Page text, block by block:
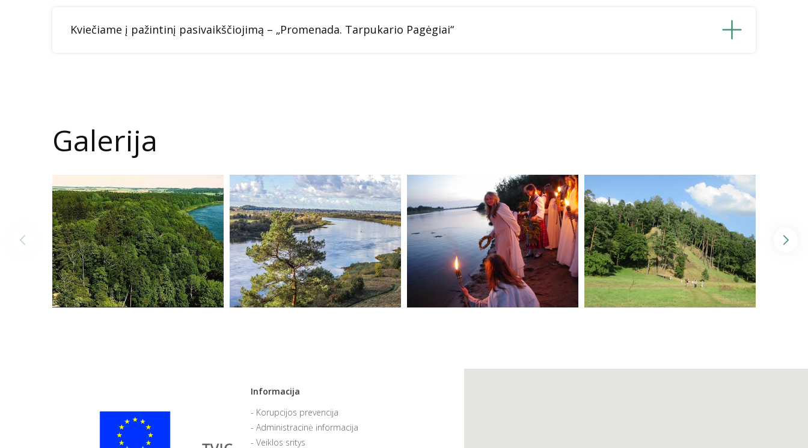
Kviečiame į pažintinį pasivaikščiojimą – „Promenada. Tarpukario Pagėgiai“
Galerija
Informacija
Korupcijos prevencija
Administracinė informacija
Veiklos sritys